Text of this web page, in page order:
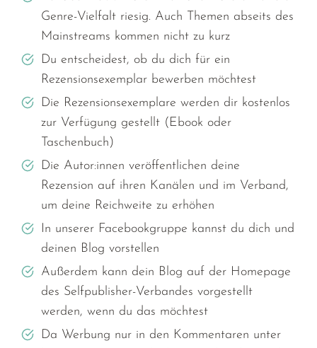
Genre-Vielfalt riesig. Auch Themen abseits des
Mainstreams kommen nicht zu kurz
Du entscheidest, ob du dich für ein
Rezensionsexemplar bewerben möchtest
Die Rezensionsexemplare werden dir kostenlos
zur Verfügung gestellt (Ebook oder
Taschenbuch)
Die Autor:innen veröffentlichen deine
Rezension auf ihren Kanälen und im Verband,
um deine Reichweite zu erhöhen
In unserer Facebookgruppe kannst du dich und
deinen Blog vorstellen
Außerdem kann dein Blog auf der Homepage
des Selfpublisher-Verbandes vorgestellt
werden, wenn du das möchtest
Da Werbung nur in den Kommentaren unter